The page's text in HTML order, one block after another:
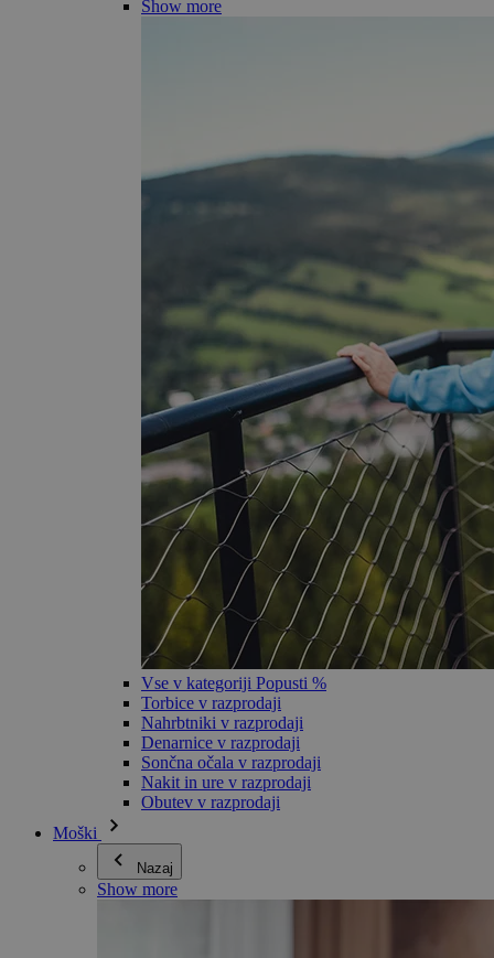
Show more
Vse v kategoriji Popusti %
Torbice v razprodaji
Nahrbtniki v razprodaji
Denarnice v razprodaji
Sončna očala v razprodaji
Nakit in ure v razprodaji
Obutev v razprodaji
Moški
Nazaj
Show more